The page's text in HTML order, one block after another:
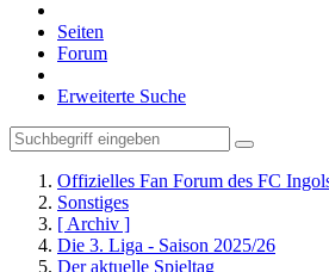
Seiten
Forum
Erweiterte Suche
Offizielles Fan Forum des FC
Sonstiges
[ Archiv ]
Die 3. Liga - Saison 2025/26
Der aktuelle Spieltag